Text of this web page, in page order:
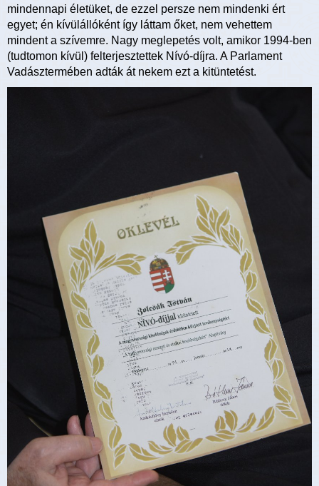
mindennapi életüket, de ezzel persze nem mindenki ért
egyet; én kívülállóként így láttam őket, nem vehettem
mindent a szívemre. Nagy meglepetés volt, amikor 1994-ben
(tudtomon kívül) felterjesztettek Nívó-díjra. A Parlament
Vadásztermében adták át nekem ezt a kitüntetést.